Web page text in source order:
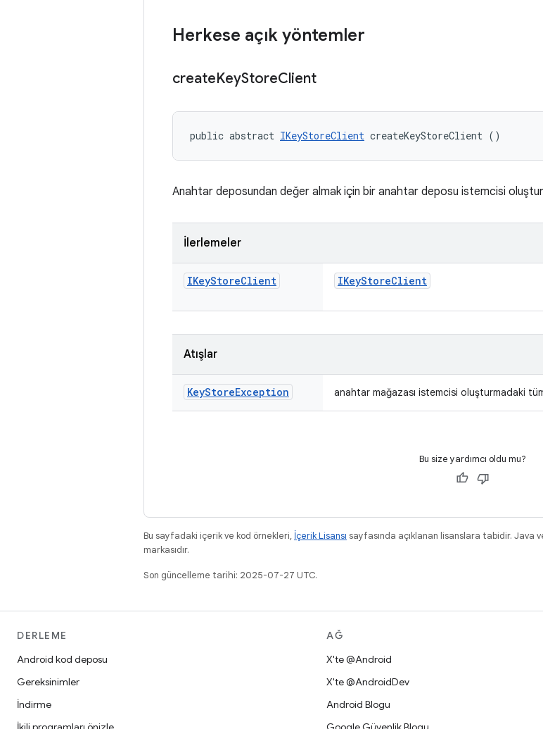
Herkese açık yöntemler
createKeyStoreClient
public abstract IKeyStoreClient createKeyStoreClient ()
Anahtar deposundan değer almak için bir anahtar deposu istemcisi
İlerlemeler
IKeyStoreClient IKeyStoreClient
Atışlar
KeyStoreException anahtar mağazası istemcisi oluşturmadaki
Bu size yardımcı oldu mu?
Bu sayfadaki içerik ve kod örnekleri, İçerik Lisansı sayfasında açıklanan lisanslara tabidir. Java
markasıdır.
Son güncelleme tarihi: 2025-07-27 UTC.
DERLEME
Android kod deposu
Gereksinimler
İndirme
AĞ
X'te @Android
X'te @AndroidDev
Android Blogu